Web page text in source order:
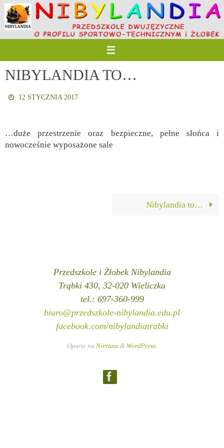
Przejdź
do
treści
NIBYLANDIA TO…
12 STYCZNIA 2017
…duże przestrzenie oraz bezpieczne, pełne słońca i
nowocześnie wyposażone sale
Nibylandia to…
Przedszkole i Żłobek Nibylandia
Trąbki 430, 32-020 Wieliczka
tel.: 697-360-999
biuro@przedszkole-nibylandia.edu.pl
facebook.com/nibylandiatrabki
Oparte na Nirvana & WordPress.